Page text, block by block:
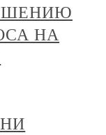
НА